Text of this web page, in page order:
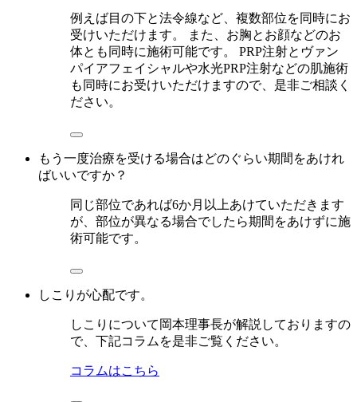
例えば目の下と法令線など、複数部位を同時にお
受けいただけます。 また、お胸とお顔などのお
体とも同時に施術可能です。 PRP注射とヴァン
パイアフェイシャルや水光PRP注射などの肌施術
も同時にお受けいただけますので、是非ご相談く
ださい。
もう一度治療を受ける場合はどのぐらい期間をあけれ
ばいいですか？
同じ部位であれば6か月以上あけていただきます
が、部位が異なる場合でしたら期間をあけずに施
術可能です。
しこりが心配です。
しこりについて岡本理事長が解説しておりますの
で、下記コラムを是非ご覧ください。
コラムはこちら